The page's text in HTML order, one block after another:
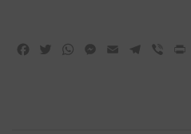
Facebook
TwitterWhatsApp
Messenger
Email Telegram
Viber